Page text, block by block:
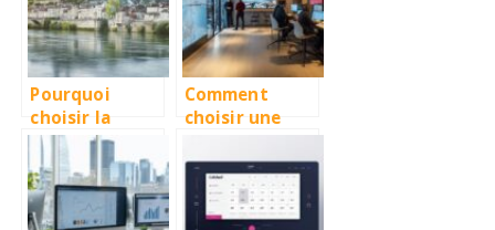
pour
développer
votre présence
en ligne
Pourquoi
choisir la
création de
site internet à
Périgueux ?
Comment
choisir une
développemen
t de site web à
Rennes pour